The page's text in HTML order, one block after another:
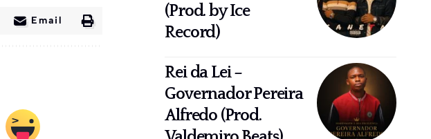
Email
(Prod. by Ice
Record)
Rei da Lei –
Governador Pereira
Alfredo (Prod.